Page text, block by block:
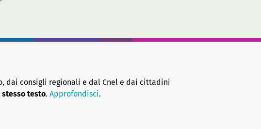
dai consigli regionali e dal Cnel e dai cittadini
stesso testo. Approfondisci.